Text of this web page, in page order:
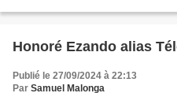
Honoré Ezando alias
Publié le 27/09/2024 à 22:13
Par Samuel Malonga